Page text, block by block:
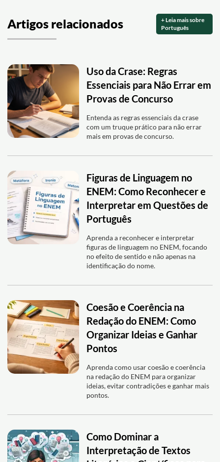
Artigos relacionados
+ Leia mais sobre
Português
Uso da Crase: Regras
Essenciais para Não Errar em
Provas de Concurso
Entenda as regras essenciais da crase
com um truque prático para não errar
mais em provas de concurso.
Figuras de Linguagem no
ENEM: Como Reconhecer e
Interpretar em Questões de
Português
Aprenda a reconhecer e interpretar
figuras de linguagem no ENEM, focando
no efeito de sentido e não apenas na
identificação do nome.
Coesão e Coerência na
Redação do ENEM: Como
Organizar Ideias e Ganhar
Pontos
Aprenda como usar coesão e coerência
na redação do ENEM para organizar
ideias, evitar contradições e ganhar mais
pontos.
Como Dominar a
Interpretação de Textos